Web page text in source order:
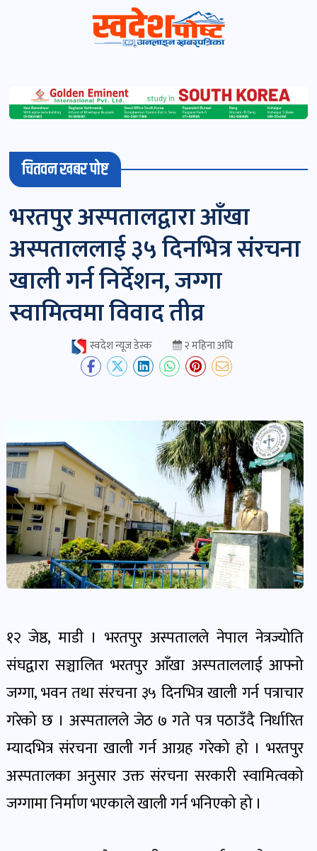
विशेष
माडी
(स्थानीय)
खबर
पोष्ट
खबर
पोष्ट
विकास-
निर्माण
खबर
पोष्ट
कृषि
पोष्ट
पर्यटन
खबर
पोष्ट
शिक्षा
खबर
चितवन खबर पोष्ट
भरतपुर अस्पतालद्वारा आँखा
अस्पताललाई ३५ दिनभित्र संरचना
खाली गर्न निर्देशन, जग्गा
स्वामित्वमा विवाद तीव्र
स्वदेश न्यूज डेस्क २ महिना अघि
१२ जेष्ठ, माडी । भरतपुर अस्पतालले नेपाल नेत्रज्योति
संघद्वारा सञ्चालित भरतपुर आँखा अस्पताललाई आफ्नो
जग्गा, भवन तथा संरचना ३५ दिनभित्र खाली गर्न पत्राचार
गरेको छ । अस्पतालले जेठ ७ गते पत्र पठाउँदै निर्धारित
म्यादभित्र संरचना खाली गर्न आग्रह गरेको हो । भरतपुर
अस्पतालका अनुसार उक्त संरचना सरकारी स्वामित्वको
जग्गामा निर्माण भएकाले खाली गर्न भनिएको हो ।